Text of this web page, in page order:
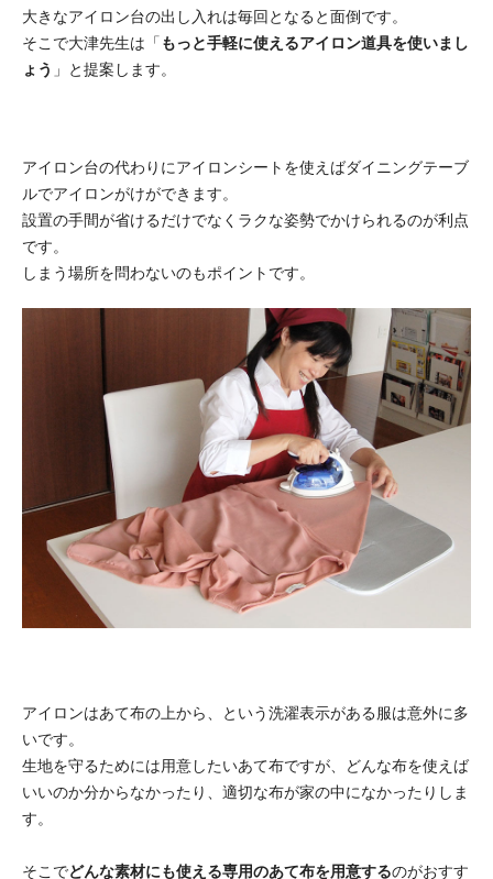
大きなアイロン台の出し入れは毎回となると面倒です。
そこで大津先生は「もっと手軽に使えるアイロン道具を使いまし
ょう 」と提案します。
アイロン台の代わりにアイロンシートを使えばダイニングテーブ
ルでアイロンがけができます。
設置の手間が省けるだけでなくラクな姿勢でかけられるのが利点
です。
しまう場所を問わないのもポイントです。
アイロンはあて布の上から、という洗濯表示がある服は意外に多
いです。
生地を守るためには用意したいあて布ですが、どんな布を使えば
いいのか分からなかったり、適切な布が家の中になかったりしま
す。
そこでどんな素材にも使える専用のあて布を用意するのがおすす